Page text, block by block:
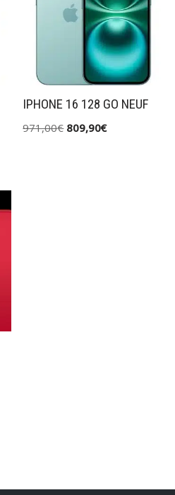
IPHONE 16 128 GO NEUF
971,00€ 809,90€